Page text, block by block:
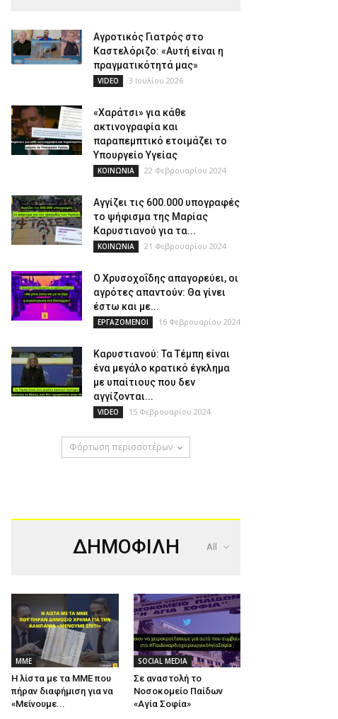
Αγροτικός Γιατρός στο
Καστελόριζο: «Αυτή είναι η
πραγματικότητά μας»
VIDEO 3 Ιουλίου 2026
«Χαράτσι» για κάθε
ακτινογραφία και
παραπεμπτικό ετοιμάζει το
Υπουργείο Υγείας
ΚΟΙΝΩΝΙΑ 22 Φεβρουαρίου 2024
Αγγίζει τις 600.000 υπογραφές
το ψήφισμα της Μαρίας
Καρυστιανού για τα...
ΚΟΙΝΩΝΙΑ 21 Φεβρουαρίου 2024
Ο Χρυσοχοΐδης απαγορεύει, οι
αγρότες απαντούν: Θα γίνει
έστω και με...
ΕΡΓΑΖΟΜΕΝΟΙ 16 Φεβρουαρίου 2024
Καρυστιανού: Τα Τέμπη είναι
ένα μεγάλο κρατικό έγκλημα
με υπαίτιους που δεν
αγγίζονται...
VIDEO 15 Φεβρουαρίου 2024
Φόρτωση περισσοτέρων
ΔΗΜΟΦΙΛΗ All
ΜΜΕ
Η λίστα με τα ΜΜΕ που
πήραν διαφήμιση για να
«Μείνουμε...
SOCIAL MEDIA
Σε αναστολή το
Νοσοκομείο Παίδων
«Αγία Σοφία»